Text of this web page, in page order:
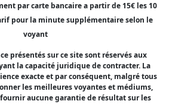
par carte bancaire a partir de 15€ les 10
pour la minute supplémentaire selon le
voyant
présentés sur ce site sont réservés aux
la capacité juridique de contracter. La
exacte et par conséquent, malgré tous
les meilleures voyantes et médiums,
aucune garantie de résultat sur les